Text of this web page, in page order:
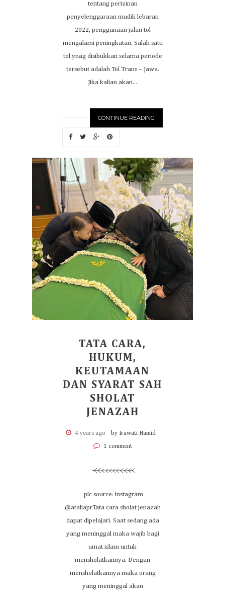
tentang perizinan
penyelenggaraan mudik lebaran
2022, penggunaan jalan tol
mengalami peningkatan. Salah satu
tol ynag disibukkan selama periode
tersebut adalah Tol Trans – Jawa.
Jika kalian akan...
CONTINUE READING
TATA CARA,
HUKUM,
KEUTAMAAN
DAN SYARAT SAH
SHOLAT
JENAZAH
4 years ago by Irawati Hamid
1 comment
pic source: instagram
@ataliaprTata cara sholat jenazah
dapat dipelajari. Saat sedang ada
yang meninggal maka wajib bagi
umat islam untuk
mensholatkannya. Dengan
mensholatkannya maka orang
yang meninggal akan